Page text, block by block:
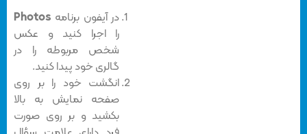
در آیفون برنامهPhotos
را اجرا کنید و عکس
شخص مربوطه را در
گالری خود پیدا کنید.
انگشت خود را بر روی
صفحه نمایش به بالا
بکشید و بر روی صورت